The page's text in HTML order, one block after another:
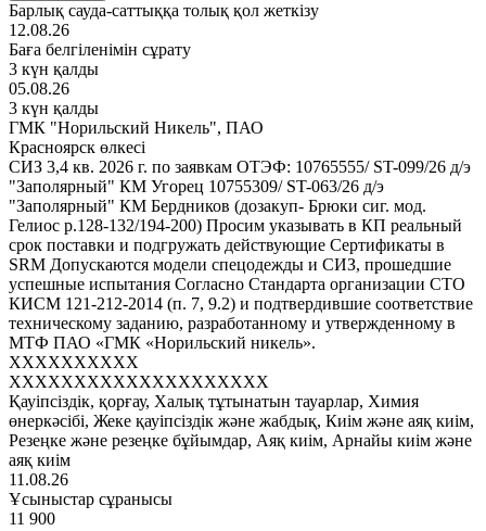
Барлық сауда-саттыққа толық қол жеткізу
12.08.26
Баға белгіленімін сұрату
3 күн қалды
05.08.26
3 күн қалды
ГМК "Норильский Никель", ПАО
Красноярск өлкесі
СИЗ 3,4 кв. 2026 г. по заявкам ОТЭФ: 10765555/ ST-099/26 д/э
"Заполярный" КМ Угорец 10755309/ ST-063/26 д/э
"Заполярный" КМ Бердников (дозакуп- Брюки сиг. мод.
Гелиос р.128-132/194-200) Просим указывать в КП реальный
срок поставки и подгружать действующие Сертификаты в
SRM Допускаются модели спецодежды и СИЗ, прошедшие
успешные испытания Согласно Стандарта организации СТО
КИСМ 121-212-2014 (п. 7, 9.2) и подтвердившие соответствие
техническому заданию, разработанному и утвержденному в
МТФ ПАО «ГМК «Норильский никель».
XXXXXXXXXX
XXXXXXXXXXXXXXXXXXXX
Қауіпсіздік, қорғау, Халық тұтынатын тауарлар, Химия
өнеркәсібі, Жеке қауіпсіздік және жабдық, Киім және аяқ киім,
Резеңке және резеңке бұйымдар, Аяқ киім, Арнайы киім және
аяқ киім
11.08.26
Ұсыныстар сұранысы
11 900